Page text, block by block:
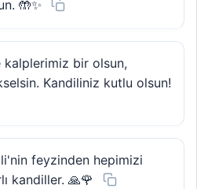
🤲✨
kalplerimiz bir olsun,
Kandiliniz kutlu olsun!
feyzinden hepimizi
kandiller. 🙏🌹